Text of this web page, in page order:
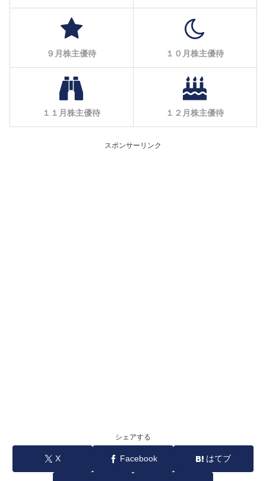
９月株主優待 １０月株主優待
１１月株主優待 １２月株主優待
スポンサーリンク
シェアする
X Facebook はてブ